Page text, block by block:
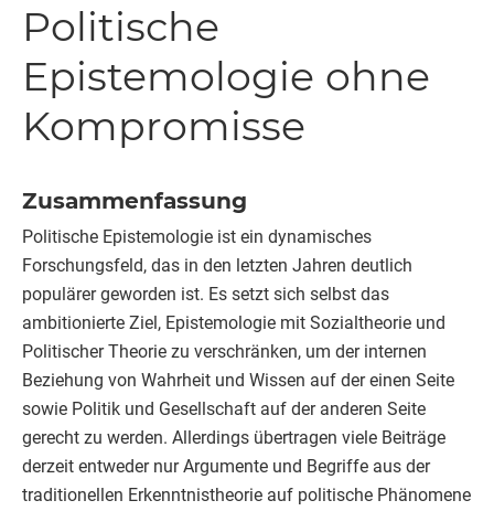
Politische
Epistemologie ohne
Kompromisse
Zusammenfassung
Politische Epistemologie ist ein dynamisches
Forschungsfeld, das in den letzten Jahren deutlich
populärer geworden ist. Es setzt sich selbst das
ambitionierte Ziel, Epistemologie mit Sozialtheorie und
Politischer Theorie zu verschränken, um der internen
Beziehung von Wahrheit und Wissen auf der einen Seite
sowie Politik und Gesellschaft auf der anderen Seite
gerecht zu werden. Allerdings übertragen viele Beiträge
derzeit entweder nur Argumente und Begriffe aus der
traditionellen Erkenntnistheorie auf politische Phänomene